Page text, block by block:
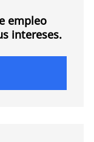
empleo
intereses.